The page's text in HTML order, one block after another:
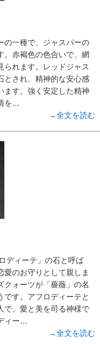
の一種で、ジャスパーの
。赤褐色の色合いで、網
られます。レッドジャス
とされ、精神的な安心感
ます。強く安定した精神
を…
→全文を読む
ディーテ」の石と呼ば
愛のお守りとして親しま
クォーツが「薔薇」の名
です。アフロディーテと
で、愛と美を司る神様で
ィー…
→全文を読む